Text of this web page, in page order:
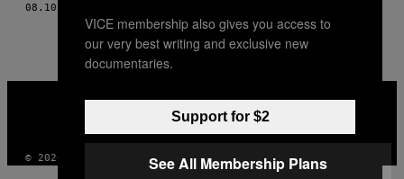
08.10.17
MEDIA
INSTAGRAM
TIKTOKYOUTUBE
© 2026 VICE DIGITAL PUBLISHING, LLC
VICE membership also gives you access to
our very best writing and exclusive new
documentaries.
Support for $2
See All Membership Plans